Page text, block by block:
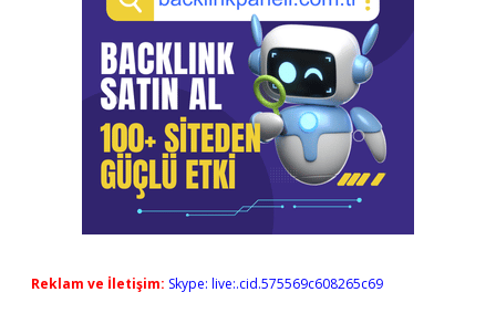
Reklam ve İletişim: Skype: live:.cid.575569c608265c69